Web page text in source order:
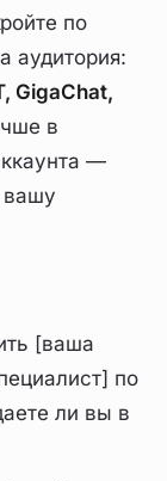
по
аудитория:
GigaChat,
в
—
вашу
[ваша
по
ли вы в